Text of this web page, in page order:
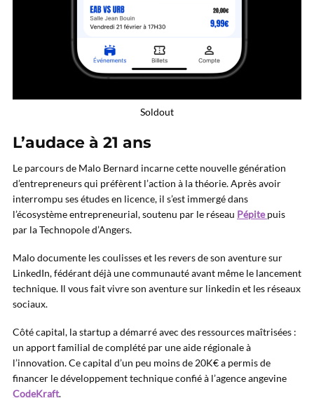
Soldout
L’audace à 21 ans
Le parcours de Malo Bernard incarne cette nouvelle génération
d’entrepreneurs qui préfèrent l’action à la théorie. Après avoir
interrompu ses études en licence, il s’est immergé dans
l’écosystème entrepreneurial, soutenu par le réseau Pépite puis
par la Technopole d’Angers.
Malo documente les coulisses et les revers de son aventure sur
LinkedIn, fédérant déjà une communauté avant même le lancement
technique. Il vous fait vivre son aventure sur linkedin et les réseaux
sociaux.
Côté capital, la startup a démarré avec des ressources maîtrisées :
un apport familial de complété par une aide régionale à
l’innovation. Ce capital d’un peu moins de 20K€ a permis de
financer le développement technique confié à l’agence angevine
CodeKraft.